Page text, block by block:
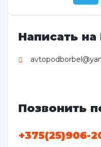
Написать на
Позвонить
+375(25)906-